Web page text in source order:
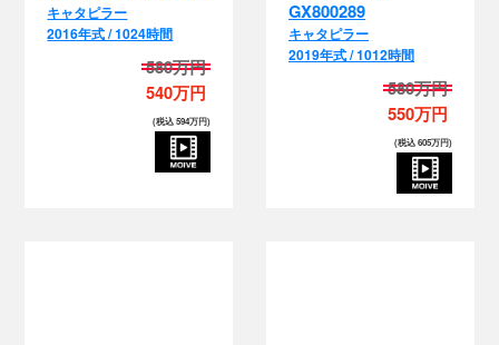
キャタピラー
2016年式 / 1024時間
580万円
540万円
(税込 594万円)
GX800289
キャタピラー
2019年式 / 1012時間
580万円
550万円
(税込 605万円)